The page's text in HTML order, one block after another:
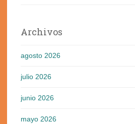
Archivos
agosto 2026
julio 2026
junio 2026
mayo 2026